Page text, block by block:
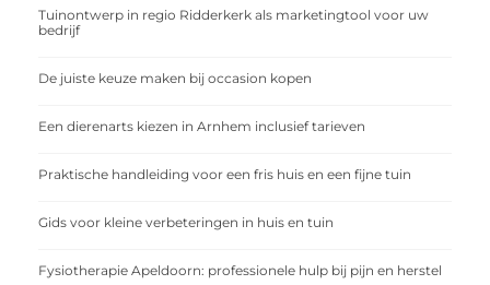
Tuinontwerp in regio Ridderkerk als marketingtool voor uw
bedrijf
De juiste keuze maken bij occasion kopen
Een dierenarts kiezen in Arnhem inclusief tarieven
Praktische handleiding voor een fris huis en een fijne tuin
Gids voor kleine verbeteringen in huis en tuin
Fysiotherapie Apeldoorn: professionele hulp bij pijn en herstel